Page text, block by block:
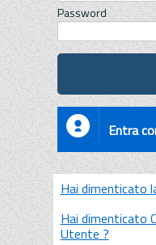
Password
Entra
Hai dimenticato
Hai dimenticato
Utente ?